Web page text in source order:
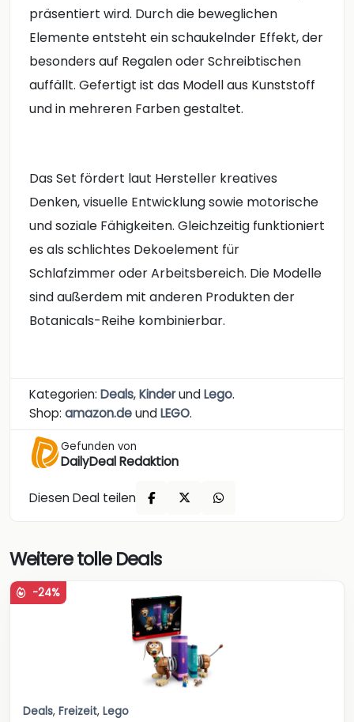
präsentiert wird. Durch die beweglichen
Elemente entsteht ein schaukelnder Effekt, der
besonders auf Regalen oder Schreibtischen
auffällt. Gefertigt ist das Modell aus Kunststoff
und in mehreren Farben gestaltet.
Das Set fördert laut Hersteller kreatives
Denken, visuelle Entwicklung sowie motorische
und soziale Fähigkeiten. Gleichzeitig funktioniert
es als schlichtes Dekoelement für
Schlafzimmer oder Arbeitsbereich. Die Modelle
sind außerdem mit anderen Produkten der
Botanicals-Reihe kombinierbar.
Kategorien: Deals,KinderundLego.
Shop: amazon.deundLEGO.
Gefunden von
DailyDeal Redaktion
Diesen Deal teilen
Weitere tolle Deals
-24%
Deals, Freizeit, Lego